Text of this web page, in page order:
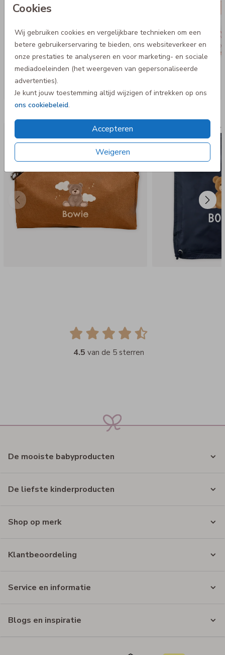
Cookies
Wij gebruiken cookies en vergelijkbare technieken om een
betere gebruikerservaring te bieden, ons websiteverkeer en
onze prestaties te analyseren en voor marketing- en sociale
mediadoeleinden (het weergeven van gepersonaliseerde
advertenties).
Je kunt jouw toestemming altijd wijzigen of intrekken op ons
ons cookiebeleid.
Accepteren
Weigeren
Nog meer in deze stijl
Op diverse kleuren
4.5 van de 5 sterren
De mooiste babyproducten
De liefste kinderproducten
Shop op merk
Klantbeoordeling
Service en informatie
Blogs en inspiratie